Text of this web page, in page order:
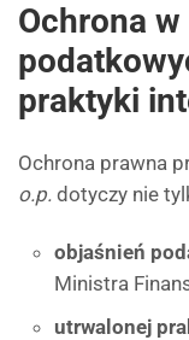
Ochrona
praktyki
Ochrona prawna
o.p. dotyczy nie
objaśnień
Ministra
utrwalonej